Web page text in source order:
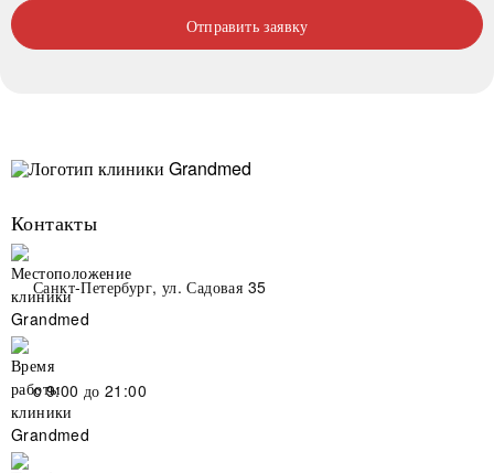
Отправить заявку
Контакты
Санкт-Петербург, ул. Садовая 35
c 9:00 до 21:00